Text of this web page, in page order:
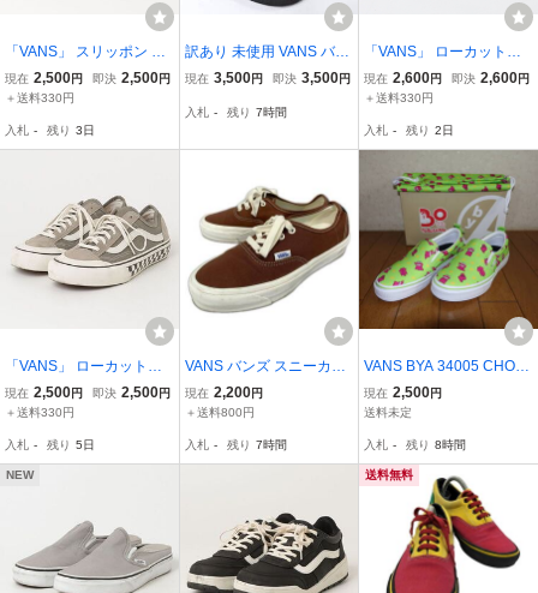
「VANS」 スリッポン 24
cm レッド レディース
現在 2,500円 即決 2,500円
＋送料330円
入札 - 残り 3日
訳あり 未使用 VANS バン
ズ LOAFER スエード ロ
ホワイト
現在 3,500円 即決 3,500円
入札 - 残り 7時間
「VANS」 ローカットス
ニーカー 23cm ブラウン
レディース
現在 2,600円 即決 2,600円
＋送料330円
入札 - 残り 2日
「VANS」 ローカットス
ニーカー 24.5cm ベージ
ュ レディース
現在 2,500円 即決 2,500円
＋送料330円
入札 - 残り 5日
VANS バンズ スニーカー
size23.5cm/ブラウン
現在 2,200円
＋送料800円
入札 - 残り 7時間
VANS BYA 34005 CHOC
OBI 6 by A クレヨンしん
ちゃん
現在 2,500円
送料未定
入札 - 残り 8時間
NEW 送料無料